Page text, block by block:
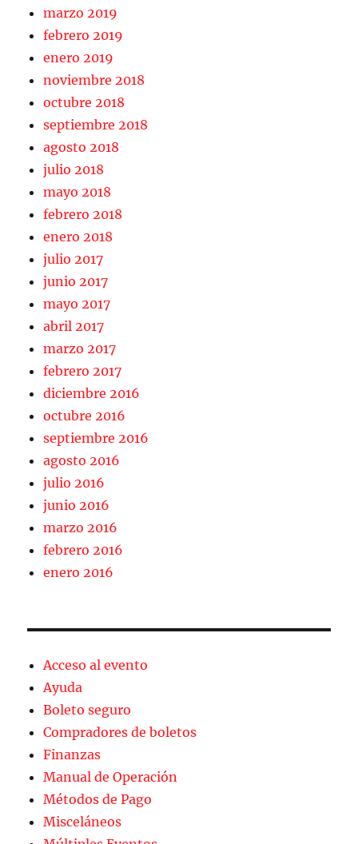
marzo 2019
febrero 2019
enero 2019
noviembre 2018
octubre 2018
septiembre 2018
agosto 2018
julio 2018
mayo 2018
febrero 2018
enero 2018
julio 2017
junio 2017
mayo 2017
abril 2017
marzo 2017
febrero 2017
diciembre 2016
octubre 2016
septiembre 2016
agosto 2016
julio 2016
junio 2016
marzo 2016
febrero 2016
enero 2016
Acceso al evento
Ayuda
Boleto seguro
Compradores de boletos
Finanzas
Manual de Operación
Métodos de Pago
Misceláneos